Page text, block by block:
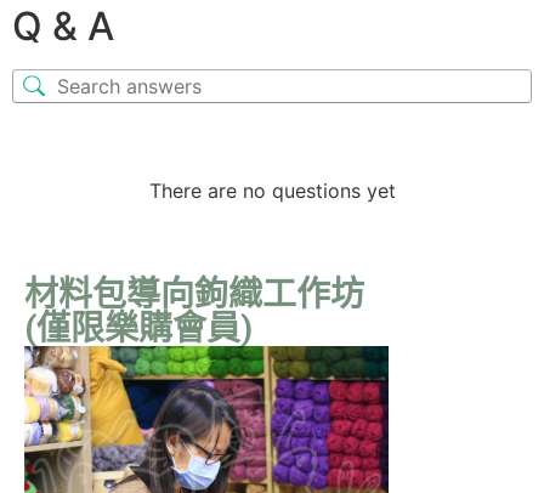
Q & A
There are no questions yet
材料包導向鉤織工作坊
(僅限樂購會員)